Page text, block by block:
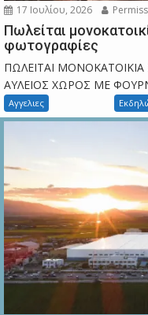
17 Ιουλίου, 2026
Πωλείται
φωτογραφίες
ΠΩΛΕΙΤΑΙ ΜΟΝΟΚΑΤΟΙΚΙΑ
ΑΥΛΕΙΟΣ ΧΩΡΟΣ ΜΕ
Αγγελιες